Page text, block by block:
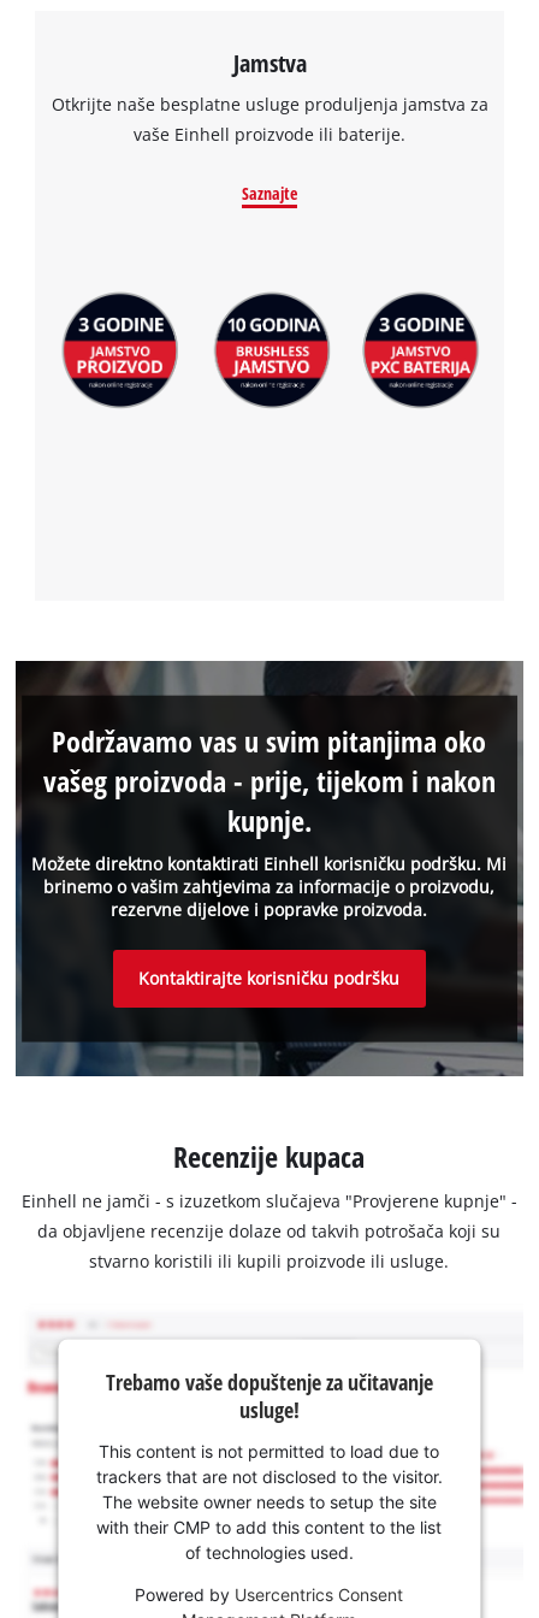
Jamstva
Otkrijte naše besplatne usluge produljenja jamstva za
vaše Einhell proizvode ili baterije.
Saznajte
Možete direktno kontaktirati Einhell korisničku podršku. Mi
brinemo o vašim zahtjevima za informacije o proizvodu,
rezervne dijelove i popravke proizvoda.
Podržavamo vas u svim pitanjima oko
vašeg proizvoda - prije, tijekom i nakon
kupnje.
Kontaktirajte korisničku podršku
Recenzije kupaca
Einhell ne jamči - s izuzetkom slučajeva "Provjerene kupnje" -
da objavljene recenzije dolaze od takvih potrošača koji su
stvarno koristili ili kupili proizvode ili usluge.
Trebamo vaše dopuštenje za učitavanje
usluge!
This content is not permitted to load due to
trackers that are not disclosed to the visitor.
The website owner needs to setup the site
with their CMP to add this content to the list
of technologies used.
Powered by Usercentrics Consent